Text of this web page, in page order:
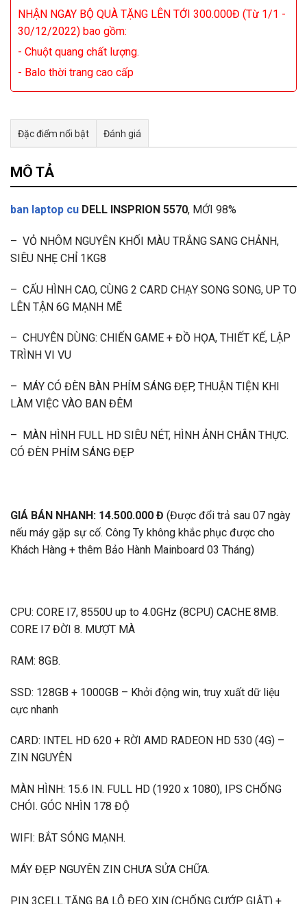
NHẬN NGAY BỘ QUÀ TẶNG LÊN TỚI 300.000Đ (Từ 1/1 -
30/12/2022) bao gồm:
- Chuột quang chất lượng.
- Balo thời trang cao cấp
Đặc điểm nổi bật Đánh giá
Tư vấn & bán hàng qua Facebook
MÔ TẢ
ban laptop cu DELL INSPRION 5570, MỚI 98%
– VỎ NHÔM NGUYÊN KHỐI MÀU TRẮNG SANG CHẢNH,
SIÊU NHẸ CHỈ 1KG8
– CẤU HÌNH CAO, CÙNG 2 CARD CHẠY SONG SONG, UP TO
LÊN TẬN 6G MẠNH MẼ
– CHUYÊN DÙNG: CHIẾN GAME + ĐỒ HỌA, THIẾT KẾ, LẬP
TRÌNH VI VU
– MÁY CÓ ĐÈN BÀN PHÍM SÁNG ĐẸP, THUẬN TIỆN KHI
LÀM VIỆC VÀO BAN ĐÊM
– MÀN HÌNH FULL HD SIÊU NÉT, HÌNH ẢNH CHÂN THỰC.
CÓ ĐÈN PHÍM SÁNG ĐẸP
GIÁ BÁN NHANH: 14.500.000 Đ (Được đổi trả sau 07 ngày
nếu máy gặp sự cố. Công Ty không khắc phục được cho
Khách Hàng + thêm Bảo Hành Mainboard 03 Tháng)
CPU: CORE I7, 8550U up to 4.0GHz (8CPU) CACHE 8MB.
CORE I7 ĐỜI 8. MƯỢT MÀ
RAM: 8GB.
SSD: 128GB + 1000GB – Khởi động win, truy xuất dữ liệu
cực nhanh
CARD: INTEL HD 620 + RỜI AMD RADEON HD 530 (4G) –
ZIN NGUYÊN
MÀN HÌNH: 15.6 IN. FULL HD (1920 x 1080), IPS CHỐNG
CHÓI. GÓC NHÌN 178 ĐỘ
WIFI: BẮT SÓNG MẠNH.
MÁY ĐẸP NGUYÊN ZIN CHƯA SỬA CHỮA.
PIN 3CELL.TẶNG BA LÔ ĐEO XỊN (CHỐNG CƯỚP GIẬT) +